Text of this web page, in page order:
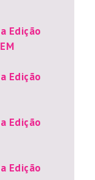
Edição
Edição
Edição
Edição